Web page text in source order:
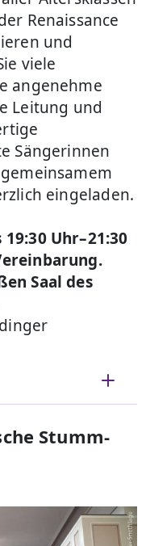
Renaissance
und
viele
angenehme
Leitung und
Sängerinnen
eingeladen.
Uhr–21:30
Saal des
Stumm-